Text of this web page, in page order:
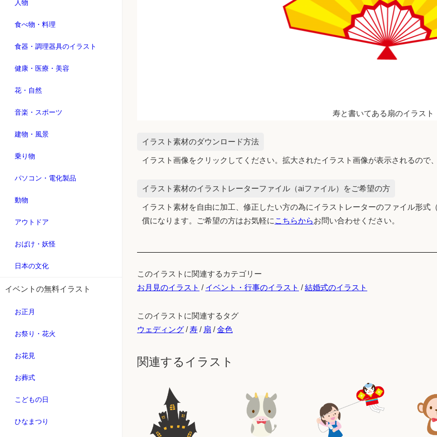
人物
食べ物・料理
食器・調理器具のイラスト
健康・医療・美容
花・自然
音楽・スポーツ
建物・風景
乗り物
パソコン・電化製品
動物
アウトドア
おばけ・妖怪
日本の文化
イベントの無料イラスト
お正月
お祭り・花火
お花見
お葬式
こどもの日
ひなまつり
寿と書いてある扇のイラスト
イラスト素材のダウンロード方法
イラスト画像をクリックしてください。拡大されたイラスト画像が表示されるので
イラスト素材のイラストレーターファイル（aiファイル）をご希望の方
イラスト素材を自由に加工、修正したい方の為にイラストレーターのファイル形
償になります。ご希望の方はお気軽に こちらからお問い合わせください。
このイラストに関連するカテゴリー
お月見のイラスト / イベント・行事のイラスト /結婚式のイラスト
このイラストに関連するタグ
ウェディング /寿 / 扇 /金色
関連するイラスト